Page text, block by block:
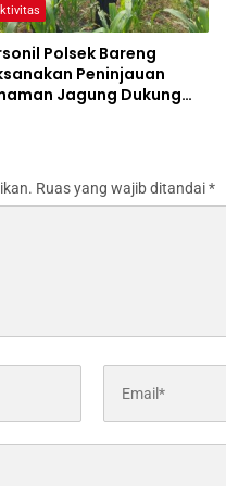
Polsek Bareng
Peninjauan
Jagung Dukung
Ruas yang wajib ditandai*